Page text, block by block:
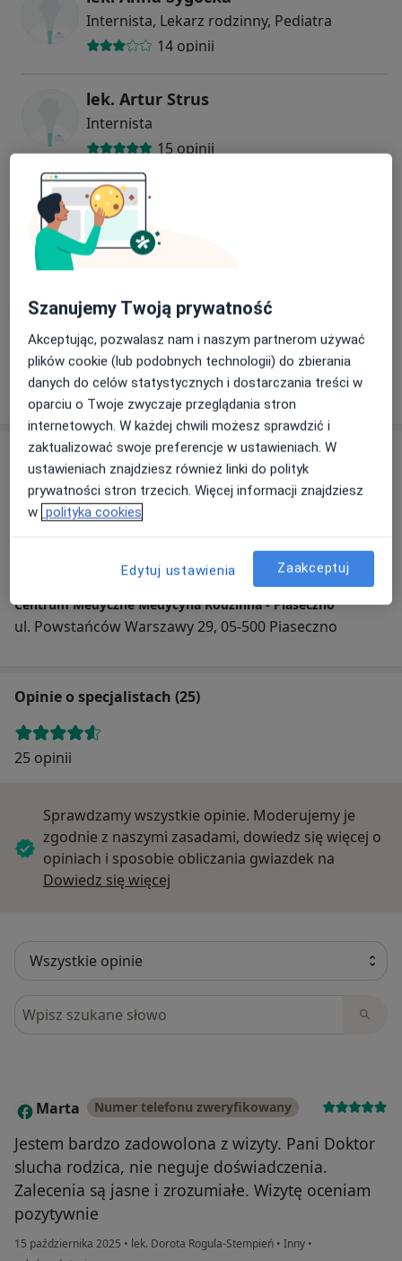
Internista, Lekarz rodzinny, Pediatra
14 opinii
lek. Artur Strus
Internista
15 opinii
Marta Pisarska-krych
Internista, Lekarz rodzinny, Pediatra
50 opinii
lek. Anna Głowala
8 opinii
+ 1 Specjalista
Adres
Centrum Medyczne Medycyna Rodzinna - Piaseczno
ul. Powstańców Warszawy 29, 05-500 Piaseczno
Opinie o specjalistach (25)
25 opinii
Sprawdzamy wszystkie opinie. Moderujemy je
zgodnie z naszymi zasadami, dowiedz się więcej o
opiniach i sposobie obliczania gwiazdek na
Dowiedz się więcej
Szukaj w opiniach
M Marta Numer telefonu zweryfikowany
Jestem bardzo zadowolona z wizyty. Pani Doktor
slucha rodzica, nie neguje doświadczenia.
Zalecenia są jasne i zrozumiałe. Wizytę oceniam
pozytywnie
15 października 2025 • lek. Dorota Rogula-Stempień • Inny •
Szanujemy Twoją prywatność
Akceptując, pozwalasz nam i naszym partnerom używać
plików cookie (lub podobnych technologii) do zbierania
danych do celów statystycznych i dostarczania treści w
oparciu o Twoje zwyczaje przeglądania stron
internetowych. W każdej chwili możesz sprawdzić i
zaktualizować swoje preferencje w ustawieniach. W
ustawieniach znajdziesz również linki do polityk
prywatności stron trzecich. Więcej informacji znajdziesz
w polityka cookies
Edytuj ustawienia Zaakceptuj